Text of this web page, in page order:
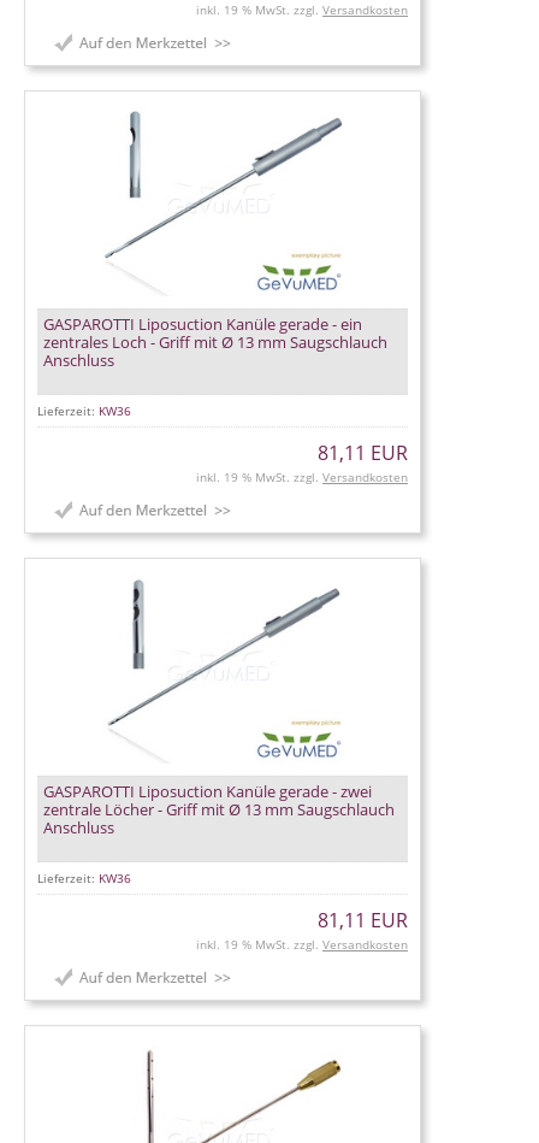
inkl. 19 % MwSt. zzgl. Versandkosten
GASPAROTTI Liposuction Kanüle gerade - ein
zentrales Loch - Griff mit Ø 13 mm Saugschlauch
Anschluss
Lieferzeit: KW36
81,11 EUR
inkl. 19 % MwSt. zzgl. Versandkosten
GASPAROTTI Liposuction Kanüle gerade - zwei
zentrale Löcher - Griff mit Ø 13 mm Saugschlauch
Anschluss
Lieferzeit: KW36
81,11 EUR
inkl. 19 % MwSt. zzgl. Versandkosten